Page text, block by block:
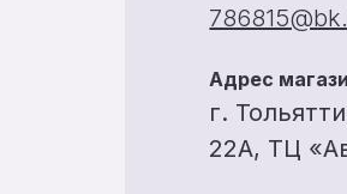
Адрес
г.
22А, ТЦ